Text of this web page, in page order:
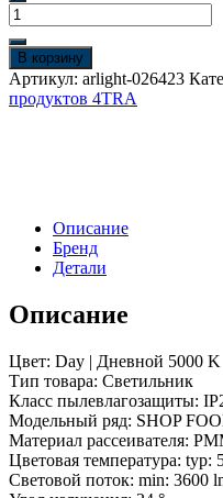
Количество
товара
Светильник
LGD-
SHOP-
4TR-
(WH,
deg)
IP20
Металл,
года)
В корзину
Артикул: arlight-026423
продуктов 4TRA
Описание
Бренд
Детали
Описание
Цвет: Day | Дневной 5000 K
Тип товара: Светильник
Класс пылевлагозащиты:
Модельный ряд: SHOP
Материал рассеивателя:
Цветовая температура: typ:
Световой поток: min: 3600